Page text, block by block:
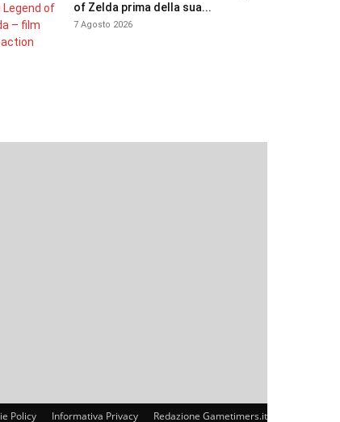
of Zelda prima della sua...
7 Agosto 2026
Policy Informativa Privacy Redazione Gametimers.it